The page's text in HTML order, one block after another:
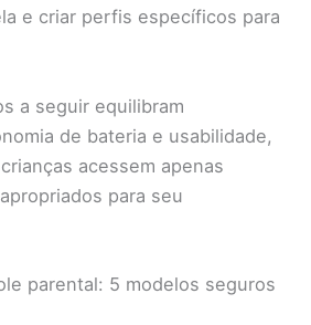
e criar perfis específicos para
a seguir equilibram
de bateria e usabilidade,
acessem apenas
para seu
parental: 5 modelos seguros